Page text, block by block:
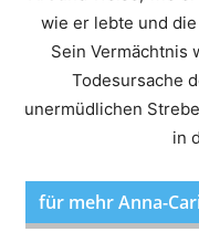
wie er lebte und
Sein Vermächtnis
Todesursache
unermüdlichen
in
für mehr Anna-